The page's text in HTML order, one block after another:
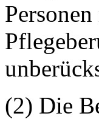
(2) Die